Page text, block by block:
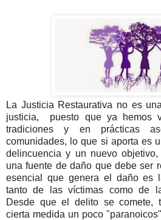
La Justicia Restaurativa no es
justicia, puesto que ya hemos
tradiciones y en prácticas
comunidades, lo que si aporta es
delincuencia y un nuevo
una fuente de daño que debe ser
esencial que genera el daño es
tanto de las víctimas como de
Desde que el delito se comete,
cierta medida un poco